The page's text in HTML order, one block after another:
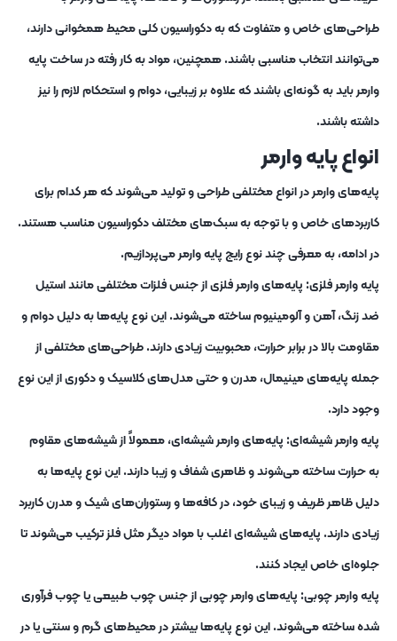
طراحی‌های خاص و متفاوت که به دکوراسیون کلی محیط همخوانی دارند،
می‌توانند انتخاب مناسبی باشند. همچنین، مواد به کار رفته در ساخت پایه
وارمر باید به گونه‌ای باشند که علاوه بر زیبایی، دوام و استحکام لازم را نیز
داشته باشند.
انواع پایه وارمر
پایه‌های وارمر در انواع مختلفی طراحی و تولید می‌شوند که هر کدام برای
کاربردهای خاص و با توجه به سبک‌های مختلف دکوراسیون مناسب هستند.
در ادامه، به معرفی چند نوع رایج پایه وارمر می‌پردازیم.
پایه وارمر فلزی: پایه‌های وارمر فلزی از جنس فلزات مختلفی مانند استیل
ضد زنگ، آهن و آلومینیوم ساخته می‌شوند. این نوع پایه‌ها به دلیل دوام و
مقاومت بالا در برابر حرارت، محبوبیت زیادی دارند. طراحی‌های مختلفی از
جمله پایه‌های مینیمال، مدرن و حتی مدل‌های کلاسیک و دکوری از این نوع
وجود دارد.
پایه وارمر شیشه‌ای: پایه‌های وارمر شیشه‌ای، معمولاً از شیشه‌های مقاوم
به حرارت ساخته می‌شوند و ظاهری شفاف و زیبا دارند. این نوع پایه‌ها به
دلیل ظاهر ظریف و زیبای خود، در کافه‌ها و رستوران‌های شیک و مدرن کاربرد
زیادی دارند. پایه‌های شیشه‌ای اغلب با مواد دیگر مثل فلز ترکیب می‌شوند تا
جلوه‌ای خاص ایجاد کنند.
پایه وارمر چوبی: پایه‌های وارمر چوبی از جنس چوب طبیعی یا چوب فرآوری
‌شده ساخته می‌شوند. این نوع پایه‌ها بیشتر در محیط‌های گرم و سنتی یا در